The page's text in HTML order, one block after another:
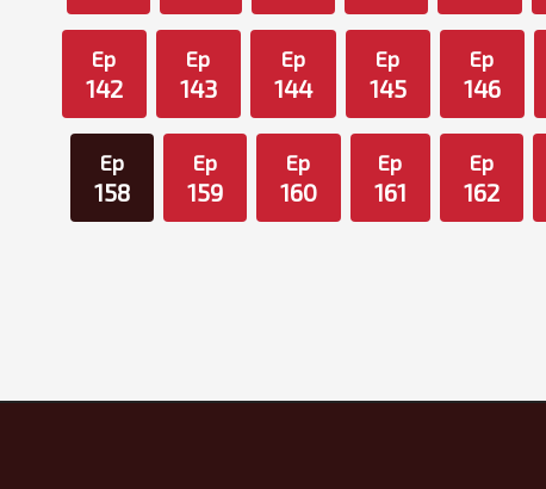
Ep
142
Ep
143
Ep
144
Ep
145
Ep
146
Ep
158
Ep
159
Ep
160
Ep
161
Ep
162